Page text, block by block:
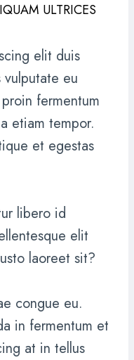
ULTRICES
elit duis
eu
fermentum
etiam tempor.
et egestas
libero id
elit
laoreet sit?
congue eu.
in fermentum et
at in tellus